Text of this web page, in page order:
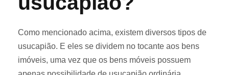
Como mencionado acima, existem diversos tipos de
usucapião. E eles se dividem no tocante aos bens
imóveis, uma vez que os bens móveis possuem